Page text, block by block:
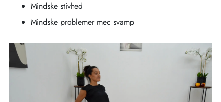
Mindske stivhed
Mindske problemer med svamp